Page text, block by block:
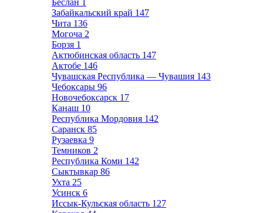
Беслан 1
Забайкальский край 147
Чита 136
Могоча 2
Борзя 1
Актюбинская область 147
Актобе 146
Чувашская Республика — Чувашия 143
Чебоксары 96
Новочебоксарск 17
Канаш 10
Республика Мордовия 142
Саранск 85
Рузаевка 9
Темников 2
Республика Коми 142
Сыктывкар 86
Ухта 25
Усинск 6
Иссык-Кульская область 127